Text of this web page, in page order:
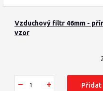
Vzduchový filtr 46mm -
vzor
Přidat